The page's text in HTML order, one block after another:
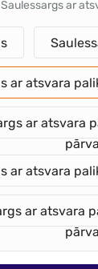
Saulessargs ar
ar atsvara
ar atsvara
ar atsvara
ar atsvara